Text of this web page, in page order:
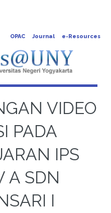
OPAC Journal e-Resources
VIDEO
PADA
IPS
A SDN
I